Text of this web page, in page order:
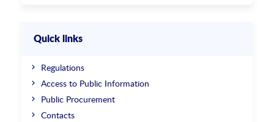
Quick links
Regulations
Access to Public Information
Public Procurement
Contacts